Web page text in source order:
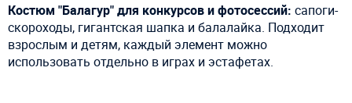
Костюм "Балагур" для конкурсов и фотосессий: сапоги-
скороходы, гигантская шапка и балалайка. Подходит
взрослым и детям, каждый элемент можно
использовать отдельно в играх и эстафетах.